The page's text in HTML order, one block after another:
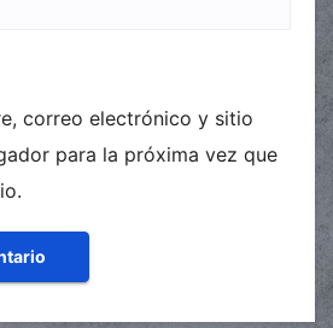
correo electrónico y sitio
para la próxima vez que